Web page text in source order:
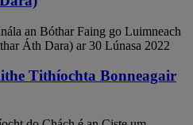
an Bóthar Faing go Luimneach
Áth Dara) ar 30 Lúnasa 2022
Tithíochta Bonneagair